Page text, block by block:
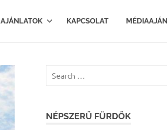
AJÁNLATOK KAPCSOLAT
for:
NÉPSZERŰ FÜRDŐK